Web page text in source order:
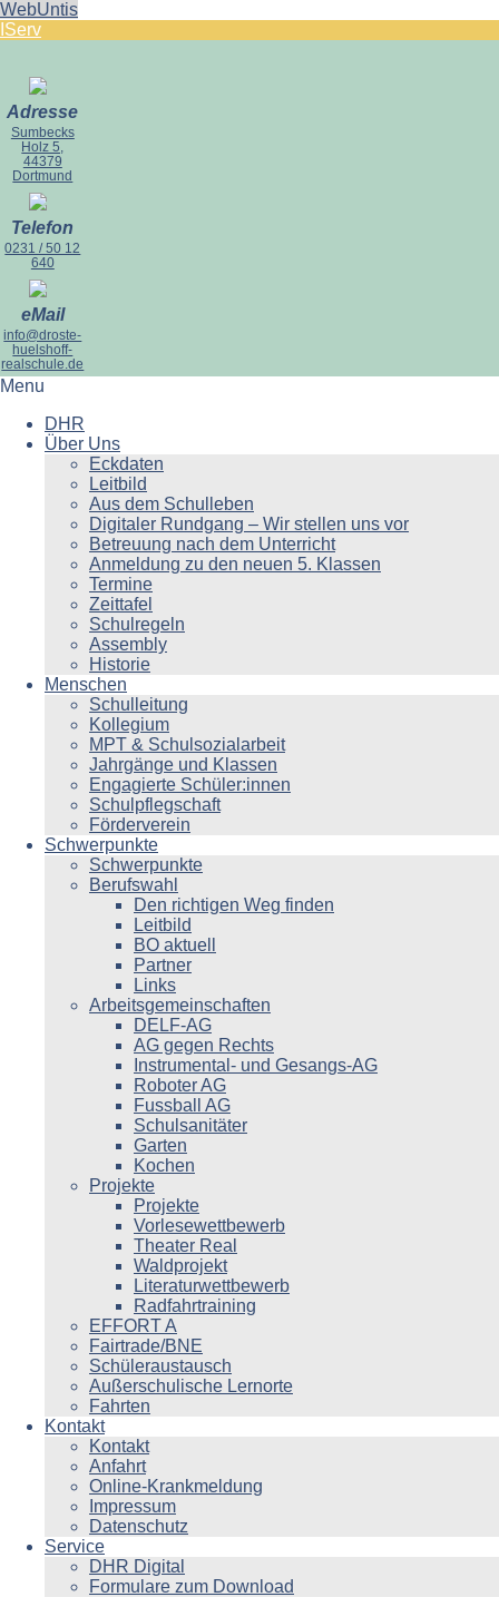
WebUntis
IServ
Adresse
Sumbecks
Holz 5,
44379
Dortmund
Telefon
0231 / 50 12
640
eMail
info@droste-
huelshoff-
realschule.de
Menu
DHR
Über Uns
Eckdaten
Leitbild
Aus dem Schulleben
Digitaler Rundgang – Wir stellen uns vor
Betreuung nach dem Unterricht
Anmeldung zu den neuen 5. Klassen
Termine
Zeittafel
Schulregeln
Assembly
Historie
Menschen
Schulleitung
Kollegium
MPT & Schulsozialarbeit
Jahrgänge und Klassen
Engagierte Schüler:innen
Schulpflegschaft
Förderverein
Schwerpunkte
Schwerpunkte
Berufswahl
Den richtigen Weg finden
Leitbild
BO aktuell
Partner
Links
Arbeitsgemeinschaften
DELF-AG
AG gegen Rechts
Instrumental- und Gesangs-AG
Roboter AG
Fussball AG
Schulsanitäter
Garten
Kochen
Projekte
Projekte
Vorlesewettbewerb
Theater Real
Waldprojekt
Literaturwettbewerb
Radfahrtraining
EFFORT A
Fairtrade/BNE
Schüleraustausch
Außerschulische Lernorte
Fahrten
Kontakt
Kontakt
Anfahrt
Online-Krankmeldung
Impressum
Datenschutz
Service
DHR Digital
Formulare zum Download